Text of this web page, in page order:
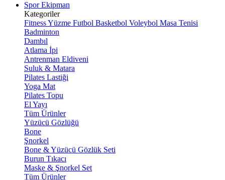
Spor Ekipman
Kategoriler
FitnessYüzme Futbol Basketbol Voleybol Masa Tenisi
Badminton
Dambıl
Atlama İpi
Antrenman Eldiveni
Suluk & Matara
Pilates Lastiği
Yoga Mat
Pilates Topu
El Yayı
Tüm Ürünler
Yüzücü Gözlüğü
Bone
Şnorkel
Bone & Yüzücü Gözlük Seti
Burun Tıkacı
Maske & Şnorkel Set
Tüm Ürünler